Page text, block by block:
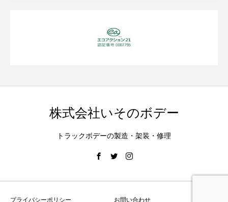
株式会社いそのボデー
トラックボデーの製造・架装・修理
プライバシーポリシー お問い合わせ